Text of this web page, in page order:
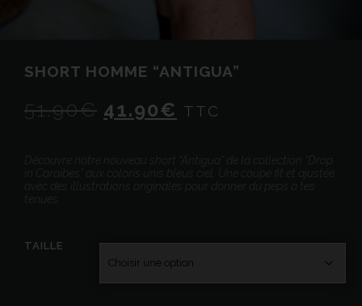
SHORT HOMME “ANTIGUA”
51.90€ 41.90€ TTC
TAILLE